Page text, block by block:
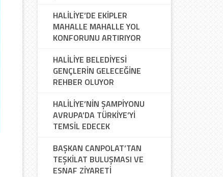
HALİLİYE’DE EKİPLER
MAHALLE MAHALLE YOL
KONFORUNU ARTIRIYOR
HALİLİYE BELEDİYESİ
GENÇLERİN GELECEĞİNE
REHBER OLUYOR
HALİLİYE’NİN ŞAMPİYONU
AVRUPA’DA TÜRKİYE’Yİ
TEMSİL EDECEK
BAŞKAN CANPOLAT’TAN
TEŞKİLAT BULUŞMASI VE
ESNAF ZİYARETİ